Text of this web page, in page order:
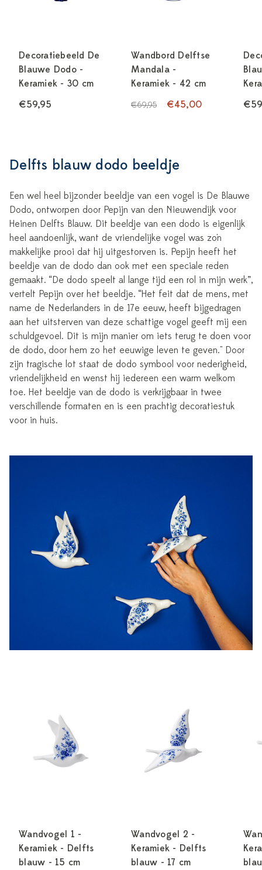
Decoratiebeeld De
Blauwe Dodo -
Keramiek - 30 cm
€59,95
Wandbord Delftse
Mandala -
Keramiek - 42 cm
€69,95 €45,00
Delfts blauw dodo beeldje
Een wel heel bijzonder beeldje van een vogel is De Blauwe
Dodo, ontworpen door Pepijn van den Nieuwendijk voor
Heinen Delfts Blauw. Dit beeldje van een dodo is eigenlijk
heel aandoenlijk, want de vriendelijke vogel was zo'n
makkelijke prooi dat hij uitgestorven is. Pepijn heeft het
beeldje van de dodo dan ook met een speciale reden
gemaakt. “De dodo speelt al lange tijd een rol in mijn werk”,
vertelt Pepijn over het beeldje. “Het feit dat de mens, met
name de Nederlanders in de 17e eeuw, heeft bijgedragen
aan het uitsterven van deze schattige vogel geeft mij een
schuldgevoel. Dit is mijn manier om iets terug te doen voor
de dodo, door hem zo het eeuwige leven te geven." Door
zijn tragische lot staat de dodo symbool voor nederigheid,
vriendelijkheid en wenst hij iedereen een warm welkom
toe. Het beeldje van de dodo is verkrijgbaar in twee
verschillende formaten en is een prachtig decoratiestuk
voor in huis.
Wandvogel 1 -
Keramiek - Delfts
blauw - 15 cm
Wandvogel 2 -
Keramiek - Delfts
blauw - 17 cm